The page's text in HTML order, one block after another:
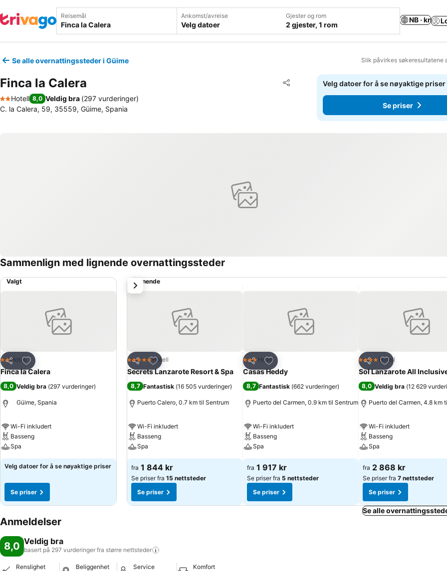
Reisemål Ankomst/avreise
Velg datoer
Gjester og rom
2 gjester, 1 rom
NB · kr
Se alle overnattingssteder i Güime Slik påvirkes søkeresultatene
Finca la Calera Del
Legg til i favoritter
2 Stjerner
Hotell 8,0 Veldig bra (297 vurderinger)
C. la Calera, 59, 35559, Güime, Spania
Velg datoer for å se nøyaktige priser
Se priser
Sammenlign med lignende overnattingssteder
Valgt
Del
Legg til i favoritter
2 Stjerner
Hotell
Finca la Calera
8,0 Veldig bra (297 vurderinger)
Güime, Spania
Wi-Fi inkludert
Basseng
Spa
Velg datoer for å se nøyaktige priser
Se priser
Lignende
Del
Legg til i favoritter
5 StjernerHotell
Secrets Lanzarote Resort & Spa
8,7 Fantastisk (16 505 vurderinger)
Puerto Calero, 0.7 km til Sentrum
Wi-Fi inkludert
Basseng
Spa
fra 1 844 kr
Se priser fra 15 nettsteder
Se priser
Del
Legg til i favoritter
3 Stjerner
Hotell
Casas Heddy
8,7 Fantastisk (662 vurderinger)
Puerto del Carmen, 0.9 km til Sentrum
Wi-Fi inkludert
Basseng
Spa
fra 1 917 kr
Se priser fra 5 nettsteder
Se priser
Del
Legg til i favoritter
4 StjernerHotell
Sol Lanzarote All
8,0 Veldig bra (12 629
Puerto del Carmen, 4.8 km
Wi-Fi inkludert
Basseng
Spa
fra 2 868 kr
Se priser fra 7 nettsteder
Se priser
Neste
Se alle
Anmeldelser
8,0 Veldig bra
basert på 297 vurderinger fra større nettsteder
Renslighet
Beliggenhet
Service
Komfort